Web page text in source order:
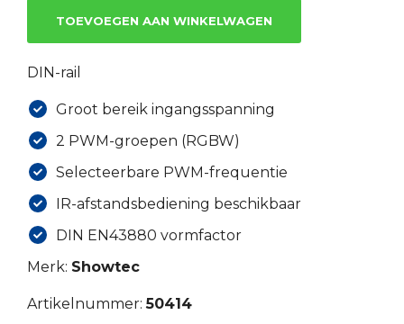
TOEVOEGEN AAN WINKELWAGEN
DIN-rail
Groot bereik ingangsspanning
2 PWM-groepen (RGBW)
Selecteerbare PWM-frequentie
IR-afstandsbediening beschikbaar
DIN EN43880 vormfactor
Merk: Showtec
Artikelnummer:50414